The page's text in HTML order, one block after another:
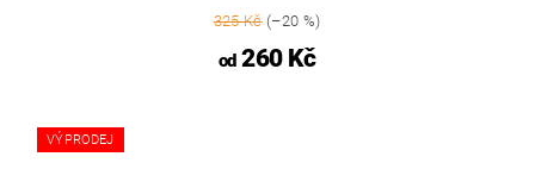
325 Kč(–20 %)
od260 Kč
VÝPRODEJ